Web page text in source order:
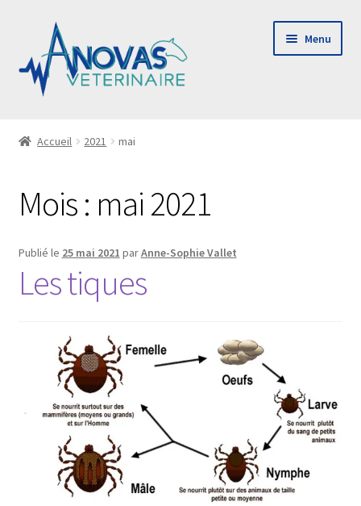
la
navigation
contenu
Menu
Payer ma facture
Contact
Accueil 2021 mai
Mois : mai 2021
Publié le 25 mai 2021 parAnne-Sophie Vallet
Les tiques